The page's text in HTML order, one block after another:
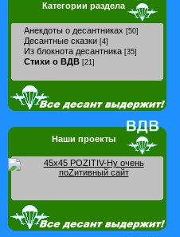
Категории раздела
Анекдоты о десантниках [50]
Десантные сказки [4]
Из блокнота десантника [35]
Стихи о ВДВ [21]
Наши проекты